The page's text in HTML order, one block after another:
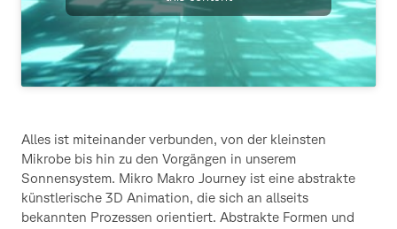
Alles ist miteinander verbunden, von der kleinsten
Mikrobe bis hin zu den Vorgängen in unserem
Sonnensystem. Mikro Makro Journey ist eine abstrakte
künstlerische 3D Animation, die sich an allseits
bekannten Prozessen orientiert. Abstrakte Formen und